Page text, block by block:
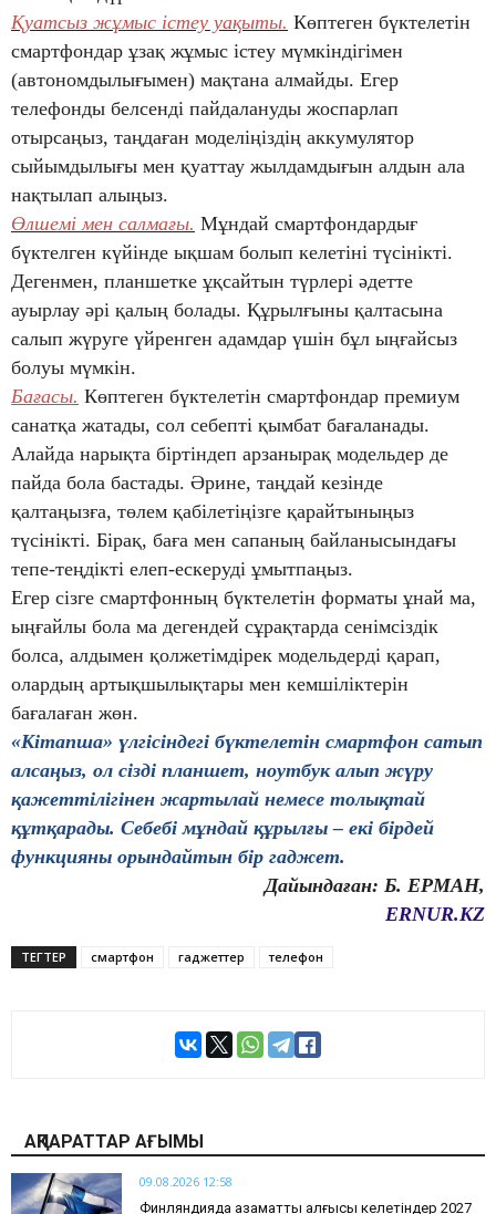
Қуатсыз жұмыс істеу уақыты. Көптеген бүктелетін
смартфондар ұзақ жұмыс істеу мүмкіндігімен
(автономдылығымен) мақтана алмайды. Егер
телефонды белсенді пайдалануды жоспарлап
отырсаңыз, таңдаған моделіңіздің аккумулятор
сыйымдылығы мен қуаттау жылдамдығын алдын ала
нақтылап алыңыз.
Өлшемі мен салмағы. Мұндай смартфондардығ
бүктелген күйінде ықшам болып келетіні түсінікті.
Дегенмен, планшетке ұқсайтын түрлері әдетте
ауырлау әрі қалың болады. Құрылғыны қалтасына
салып жүруге үйренген адамдар үшін бұл ыңғайсыз
болуы мүмкін.
Бағасы. Көптеген бүктелетін смартфондар премиум
санатқа жатады, сол себепті қымбат бағаланады.
Алайда нарықта біртіндеп арзанырақ модельдер де
пайда бола бастады. Әрине, таңдай кезінде
қалтаңызға, төлем қабілетіңізге қарайтыныңыз
түсінікті. Бірақ, баға мен сапаның байланысындағы
тепе-теңдікті елеп-ескеруді ұмытпаңыз.
Егер сізге смартфонның бүктелетін форматы ұнай ма,
ыңғайлы бола ма дегендей сұрақтарда сенімсіздік
болса, алдымен қолжетімдірек модельдерді қарап,
олардың артықшылықтары мен кемшіліктерін
бағалаған жөн.
«Кітапша» үлгісіндегі бүктелетін смартфон сатып
алсаңыз, ол сізді планшет, ноутбук алып жүру
қажеттілігінен жартылай немесе толықтай
құтқарады. Себебі мұндай құрылғы – екі бірдей
функцияны орындайтын бір гаджет.
Дайындаған: Б. ЕРМАН,
ERNUR.KZ
ТЕГТЕР смартфон гаджеттер телефон
АҚПАРАТТАР АҒЫМЫ
09.08.2026 12:58
Финляндияда азаматтық алғысы келетіндер 2027